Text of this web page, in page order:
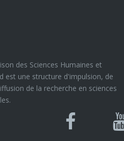
des Sciences Humaines et
est une structure d'impulsion, de
de la recherche en sciences